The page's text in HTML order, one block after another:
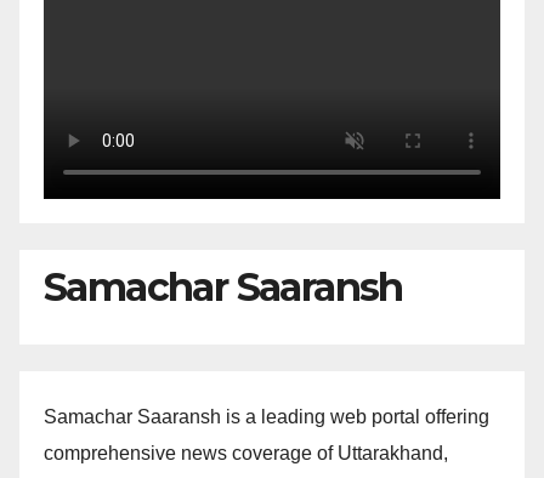
Samachar Saaransh
Samachar Saaransh is a leading web portal offering
comprehensive news coverage of Uttarakhand,